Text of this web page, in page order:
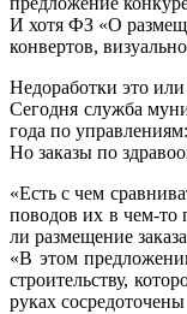
И хотя ФЗ «О
конвертов,
Недоработки это
Сегодня служба
года по
Но заказы по
«Есть с чем
поводов их в чем-то
ли размещение
«В этом
строительству,
руках